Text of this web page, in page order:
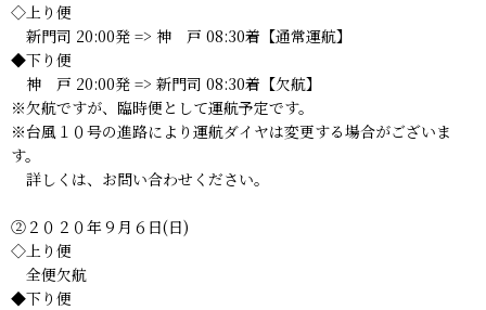
◇上り便
新門司 20:00発 => 神 戸 08:30着【通常運航】
◆下り便
神 戸 20:00発 => 新門司 08:30着【欠航】
※欠航ですが、臨時便として運航予定です。
※台風１０号の進路により運航ダイヤは変更する場合がございま
す。
詳しくは、お問い合わせください。
②２０２０年９月６日(日)
◇上り便
全便欠航
◆下り便